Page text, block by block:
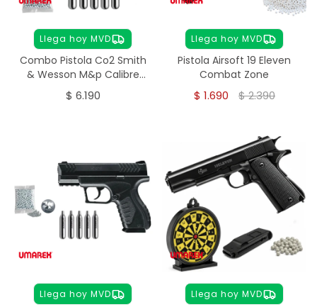
Llega hoy MVD
Combo Pistola Co2 Smith
& Wesson M&p Calibre
4,5mm
$ 6.190
Llega hoy MVD
Pistola Airsoft 19 Eleven
Combat Zone
$ 1.690 $2.390
Llega hoy MVD Llega hoy MVD